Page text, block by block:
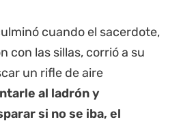
cuando el sacerdote,
con las sillas, corrió a su
un rifle de aire
al ladrón y
si no se iba, el